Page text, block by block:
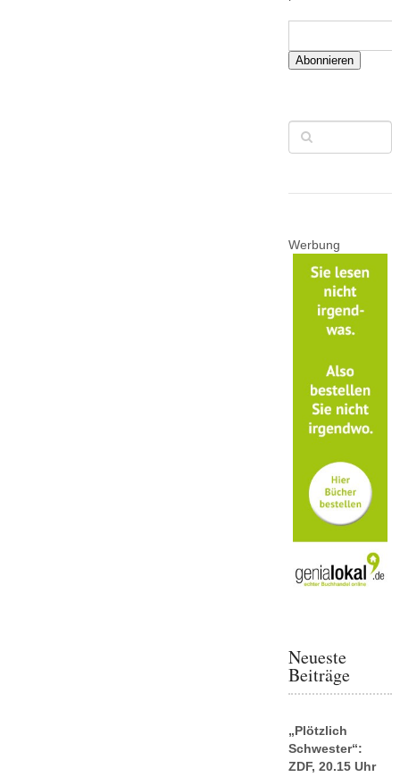
Abonnieren
Werbung
Neueste
Beiträge
„Plötzlich
Schwester“:
ZDF, 20.15 Uhr